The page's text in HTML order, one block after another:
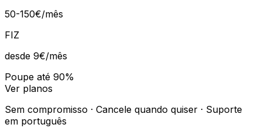
50-150€/mês
FIZ
desde 9€/mês
Poupe até 90%
Ver planos
Sem compromisso · Cancele quando quiser · Suporte
em português